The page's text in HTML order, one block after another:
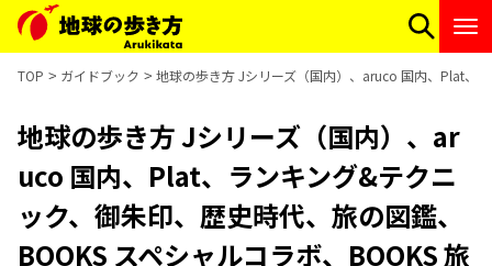
TOP ガイドブック 地球の歩き方 Jシリーズ（国内）、aruco 国内、Plat、
地球の歩き方 Jシリーズ（国内）、ar
uco 国内、Plat、ランキング&テクニ
ック、御朱印、歴史時代、旅の図鑑、
BOOKS スペシャルコラボ、BOOKS 旅